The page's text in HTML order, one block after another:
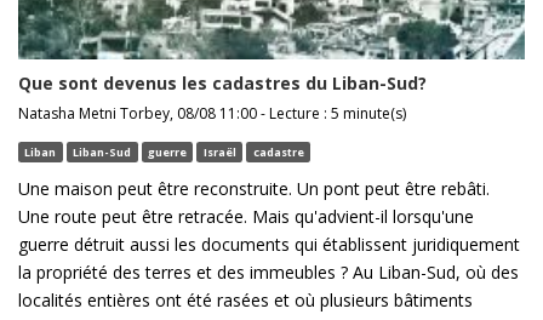
Que sont devenus les cadastres du Liban-Sud?
Natasha Metni Torbey, 08/08 11:00 - Lecture : 5 minute(s)
Liban Liban-Sud guerre Israël cadastre
Une maison peut être reconstruite. Un pont peut être rebâti.
Une route peut être retracée. Mais qu'advient-il lorsqu'une
guerre détruit aussi les documents qui établissent juridiquement
la propriété des terres et des immeubles ? Au Liban-Sud, où des
localités entières ont été rasées et où plusieurs bâtiments